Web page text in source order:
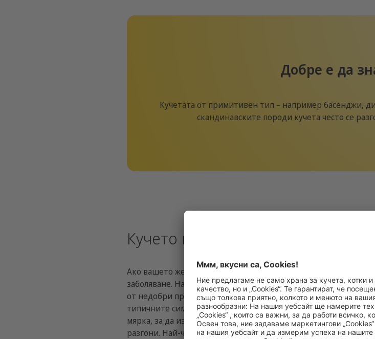
Добре е да
Кучетата от примитивен тип – например басенджи,
скандинавските породи кучета често се
Кучето не се разгонва: причини
Ако вашето женско куче не се разгони след първия си
заболяване. На някои животни просто им отнема малко
от недобри предци или са били болни, когато са били
типичните симптоми (вж. „тихо разгонване“). Все пак трябва
мярка, за да изключите здравословен проблем. Има много
разгони. Най-често срещаните включват: